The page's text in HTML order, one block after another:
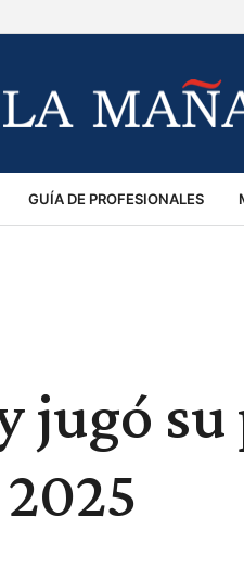
GUÍA DE PROFESIONALES
jugó